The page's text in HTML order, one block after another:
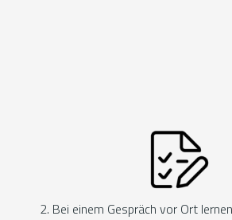
2. Bei einem Gespräch vor Ort